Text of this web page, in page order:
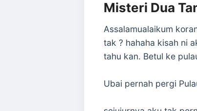
Misteri Dua
Assalamualaikum
tak ? hahaha kisah ni
tahu kan. Betul ke
Ubai pernah pergi